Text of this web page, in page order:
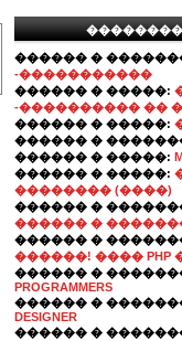
������ �
-�����������
������ � �����:
-���������� ��
������ � �����:
������ �
������ � �����:
������ � �����:
�������� (����)
������ �
������ �
������ �
������! ����
������ �
PROGRAMMERS
������ �
DESIGNER
������ �